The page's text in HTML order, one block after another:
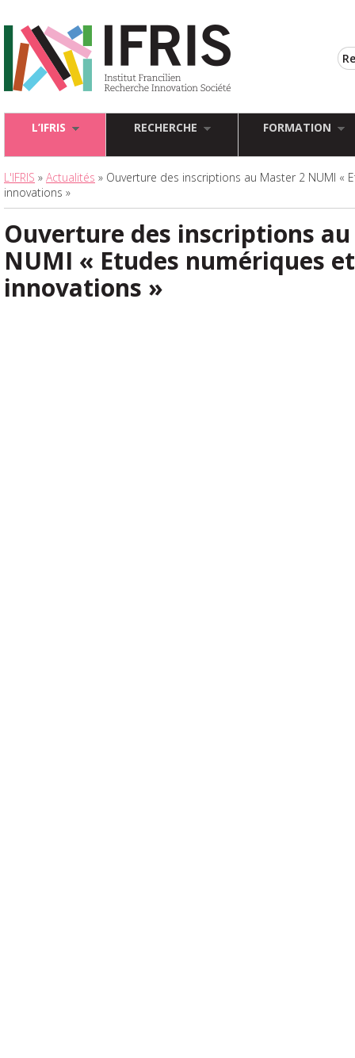
L’IFRIS RECHERCHE FORMATION
L'IFRIS » Actualités » Ouverture des inscriptions au Master 2 NUMI «
innovations »
Ouverture des inscriptions
NUMI « Etudes numériques et
innovations »